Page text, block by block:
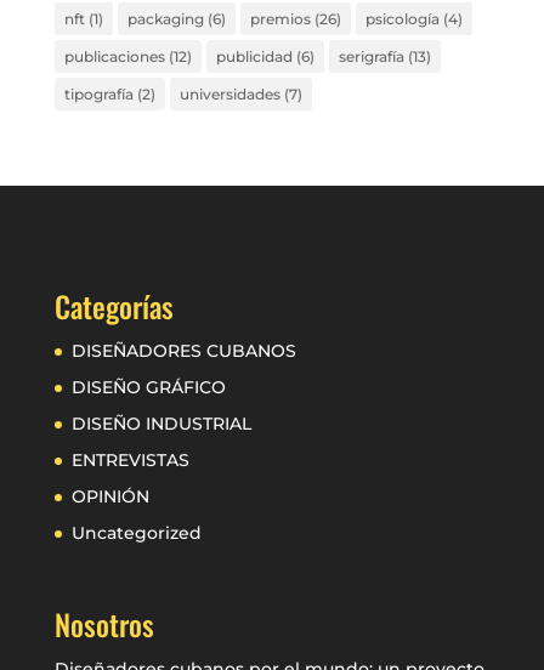
nft (1) packaging(6) premios(26) psicología (4)
publicaciones(12) publicidad (6) serigrafía (13)
tipografía (2) universidades(7)
Categorías
DISEÑADORES CUBANOS
DISEÑO GRÁFICO
DISEÑO INDUSTRIAL
ENTREVISTAS
OPINIÓN
Uncategorized
Nosotros